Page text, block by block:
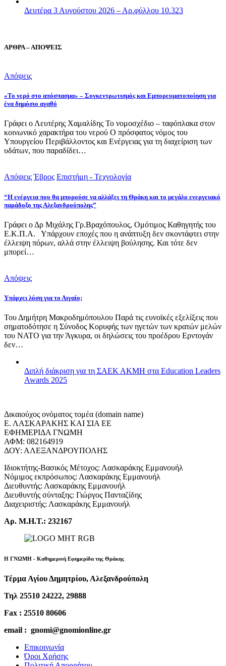
Δευτέρα 3 Αυγούστου 2026 – Αρ.φύλλου 10.323
ΑΡΘΡΑ – ΑΠΟΨΕΙΣ
Απόψεις
«Το νερό στο απόσπασμα» – Συγκεντρωτισμός και Εμπορευματοποίηση για
ένα δημόσιο αγαθό
Γράφει ο Λευτέρης Χαμαλίδης Το νομοσχέδιο – ταφόπλακα στον
κοινωνικό χαρακτήρα του νερού Ο πρόσφατος νόμος του
Υπουργείου Περιβάλλοντος και Ενέργειας για τη διαχείριση των
υδάτων, που παραδίδει…
Απόψεις Έβρος Επιστήμη - Τεχνολογία
“Η ενέργεια που θα μπορούσε να αλλάξει τη Θράκη και το μεγάλο ενεργειακό
παράδοξο της Αλεξανδρούπολης”
Γράφει ο Δρ Μιχάλης Γρ.Βραχόπουλος, Ομότιμος Καθηγητής του
Ε.Κ.Π.Α. Υπάρχουν εποχές που η ανάπτυξη δεν σκοντάφτει στην
έλλειψη πόρων, αλλά στην έλλειψη βούλησης. Και τότε δεν
μπορεί…
Απόψεις
Υπάρχει λύση για το Αιγαίο;
Του Δημήτρη Μακροδημόπουλου Παρά τις ευνοϊκές εξελίξεις που
σηματοδότησε η Σύνοδος Κορυφής των ηγετών των κρατών μελών
του ΝΑΤΟ για την Άγκυρα, οι δηλώσεις του προέδρου Ερντογάν
δεν…
Διπλή διάκριση για τη ΣΑΕΚ ΑΚΜΗ στα Education Leaders
Awards 2025
Δικαιούχος ονόματος τομέα (domain name)
Ε. ΛΑΣΚΑΡΑΚΗΣ ΚΑΙ ΣΙΑ ΕΕ
ΕΦΗΜΕΡΙΔΑ ΓΝΩΜΗ
ΑΦΜ: 082164919
ΔΟΥ: ΑΛΕΞΑΝΔΡΟΥΠΟΛΗΣ
Ιδιοκτήτης-Βασικός Μέτοχος: Λασκαράκης Εμμανουήλ
Νόμιμος εκπρόσωπος: Λασκαράκης Εμμανουήλ
Διευθυντής: Λασκαράκης Εμμανουήλ
Διευθυντής σύνταξης: Γιώργος Πανταζίδης
Διαχειριστής: Λασκαράκης Εμμανουήλ
Αρ. Μ.Η.Τ.: 232167
Η ΓΝΩΜΗ - Καθημερινή Εφημερίδα της Θράκης
Τέρμα Αγίου Δημητρίου, Αλεξανδρούπολη
Τηλ 25510 24222, 29888
Fax : 25510 80606
email : gnomi@gnomionline.gr
Επικοινωνία
Όροι Χρήσης